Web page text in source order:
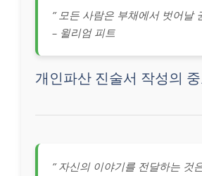
” 모든 사람은 부채에서 벗어날
– 윌리엄 피트
개인파산 진술서 작성의
” 자신의 이야기를 전달하는 것